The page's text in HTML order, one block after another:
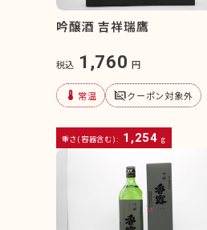
吟醸酒 吉祥瑞鷹
税込 1,760 円
device_thermostat 常温 subtitles_offクーポン対象外
重さ(容器含む): 1,254 g